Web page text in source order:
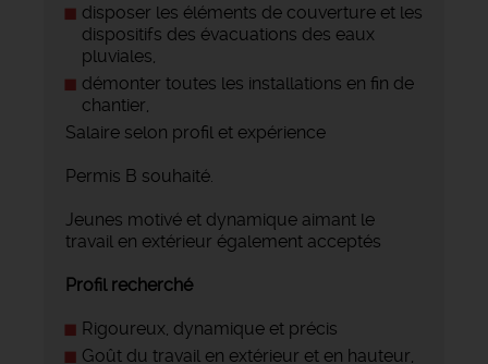
disposer les éléments de couverture et les
dispositifs des évacuations des eaux
pluviales,
démonter toutes les installations en fin de
chantier,
Salaire selon profil et expérience
Permis B souhaité.
Jeunes motivé et dynamique aimant le
travail en extérieur également acceptés
Profil recherché
Rigoureux, dynamique et précis
Goût du travail en extérieur et en hauteur,